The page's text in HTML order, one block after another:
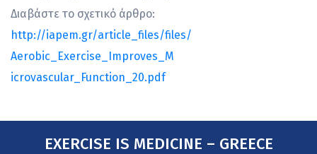
Διαβάστε το σχετικό άρθρο:
http://iapem.gr/article_files/files/
Aerobic_Exercise_Improves_M
icrovascular_Function_20.pdf
EXERCISE IS MEDICINE – GREECE